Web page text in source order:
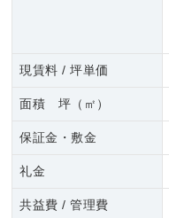
現賃料 / 坪単価
面積 坪（㎡）
保証金・敷金
礼金
共益費 / 管理費